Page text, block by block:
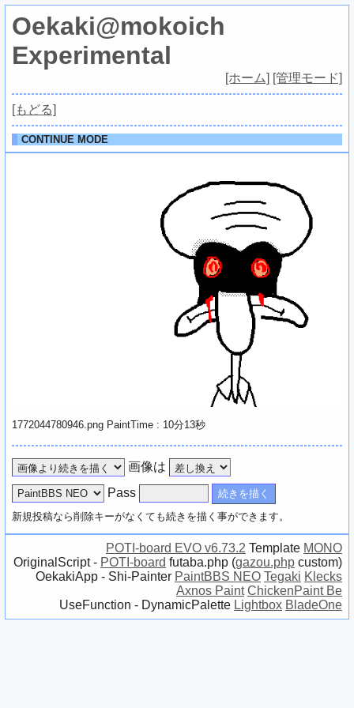
Oekaki@mokoich
Experimental
[ホーム] [管理モード]
[もどる]
CONTINUE MODE
1772044780946.png PaintTime : 10分13秒
画像は
Pass
新規投稿なら削除キーがなくても続きを描く事ができます。
POTI-board EVO v6.73.2 Template MONO
OriginalScript - POTI-board futaba.php (gazou.php custom)
OekakiApp - Shi-Painter PaintBBS NEO Tegaki Klecks
Axnos Paint ChickenPaint Be
UseFunction - DynamicPalette Lightbox BladeOne